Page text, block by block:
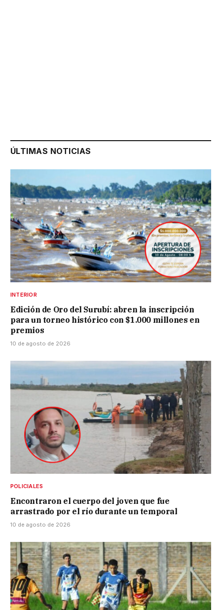
ÚLTIMAS NOTICIAS
INTERIOR
Edición de Oro del Surubí: abren la inscripción
para un torneo histórico con $1.000 millones en
premios
10 de agosto de 2026
POLICIALES
Encontraron el cuerpo del joven que fue
arrastrado por el río durante un temporal
10 de agosto de 2026